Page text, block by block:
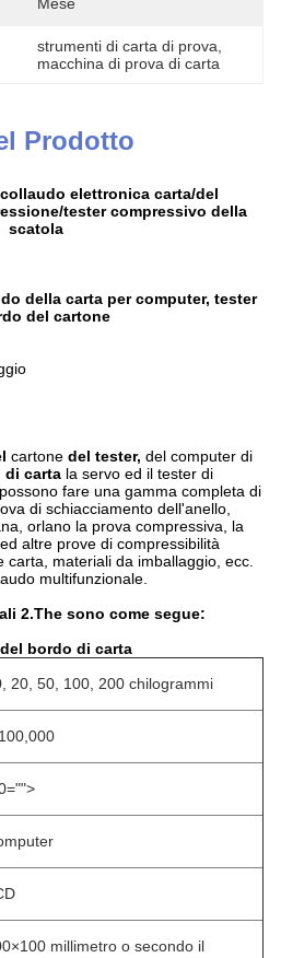
strumenti di carta di prova
macchina di prova di carta
Prodotto
elettronica carta/del
tester compressivo della
scatola
della carta per computer, tester
del cartone
cartone del tester, del computer di
di carta la servo ed il tester di
fare una gamma completa di
di schiacciamento dell'anello,
orlano la prova compressiva, la
altre prove di compressibilità
materiali da imballaggio, ecc.
multifunzionale.
2.The sono come segue:
bordo di carta
20, 50, 100, 200 chilogrammi
millimetro o secondo il